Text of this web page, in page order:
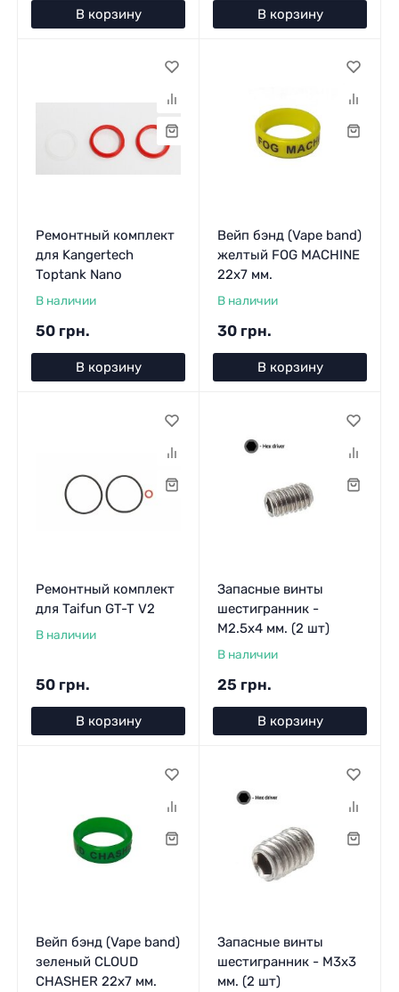
В корзину В корзину
Ремонтный комплект
для Kangertech
Toptank Nano
В наличии
50 грн.
В корзину
Вейп бэнд (Vape band)
желтый FOG MACHINE
22x7 мм.
В наличии
30 грн.
В корзину
Ремонтный комплект
для Taifun GT-T V2
В наличии
50 грн.
В корзину
Запасные винты
шестигранник -
M2.5x4 мм. (2 шт)
В наличии
25 грн.
В корзину
Вейп бэнд (Vape band)
зеленый CLOUD
CHASHER 22x7 мм.
Запасные винты
шестигранник - M3x3
мм. (2 шт)